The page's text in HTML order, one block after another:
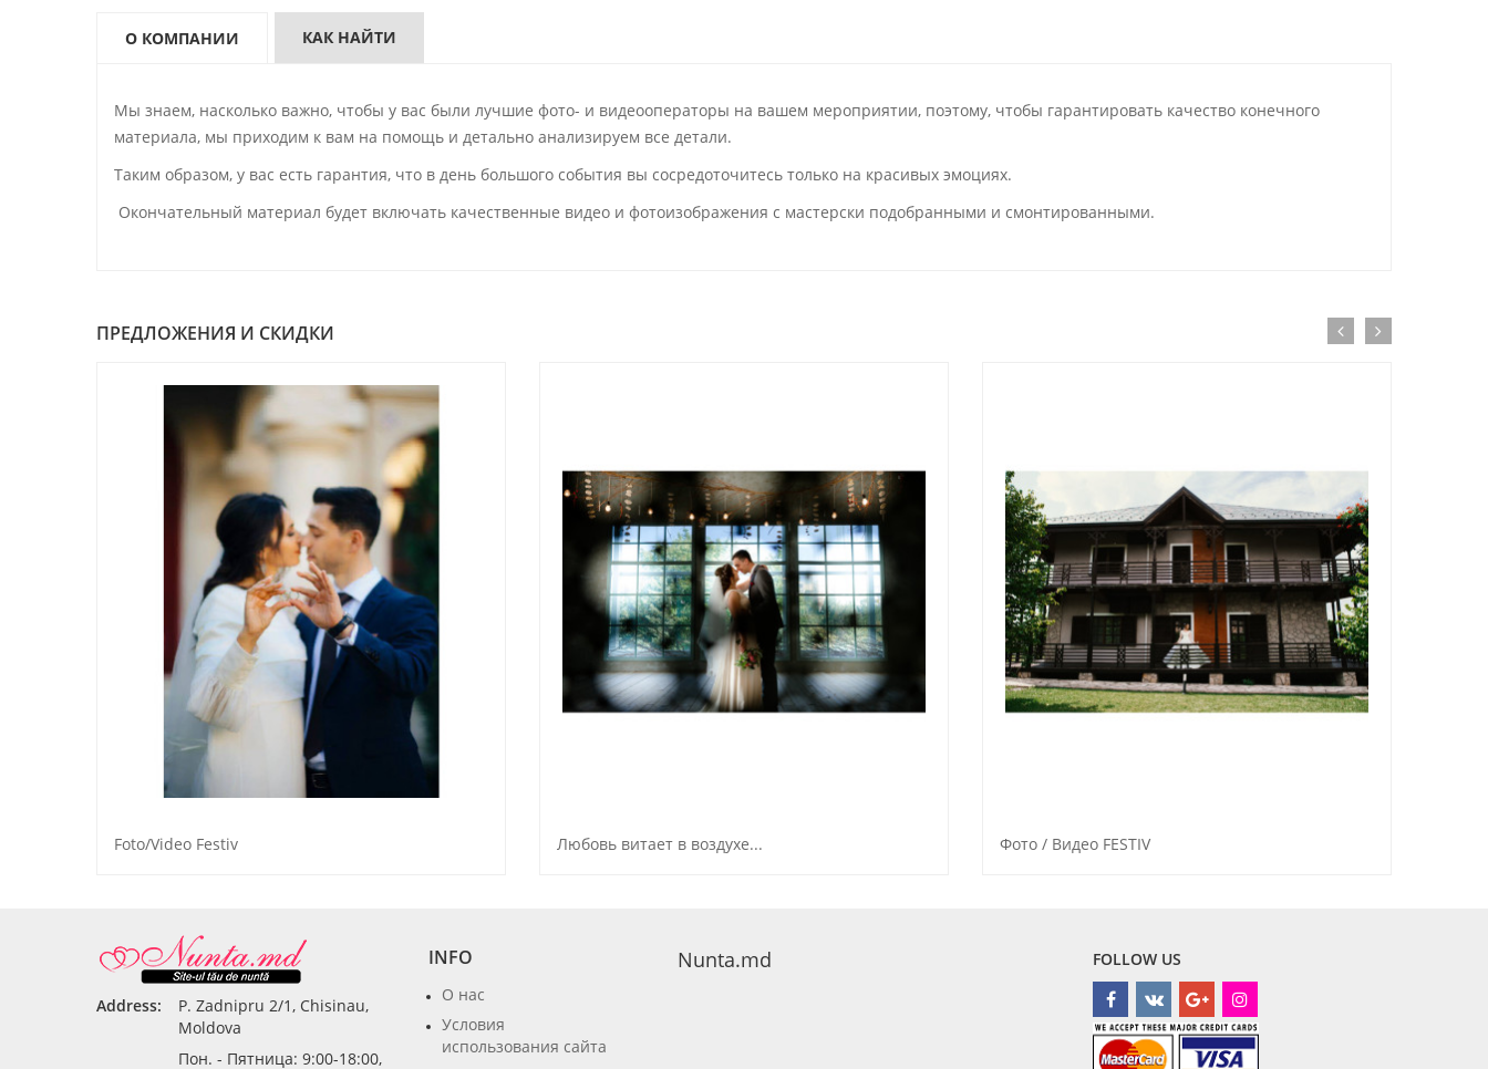
О КОМПАНИИ КАК НАЙТИ
Мы знаем, насколько важно, чтобы у вас были лучшие фото- и видеооператоры на вашем мероприятии, поэтому, чтобы гарантировать качество конечного
материала, мы приходим к вам на помощь и детально анализируем все детали.
Таким образом, у вас есть гарантия, что в день большого события вы сосредоточитесь только на красивых эмоциях.
Окончательный материал будет включать качественные видео и фотоизображения с мастерски подобранными и смонтированными.
ПРЕДЛОЖЕНИЯ И СКИДКИ
Foto/Video Festiv Любовь витает в воздухе... Фото / Видео FESTIV
Address:
P. Zadnipru 2/1, Chisinau,
Moldova
Пон. - Пятница: 9:00-18:00,
INFO
О нас
Условия
использования сайта
Nunta.md FOLLOW US